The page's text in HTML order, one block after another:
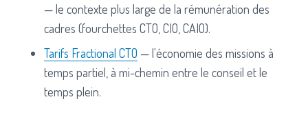
— le contexte plus large de la rémunération des
cadres (fourchettes CTO, CIO, CAIO).
Tarifs Fractional CTO — l'économie des missions à
temps partiel, à mi-chemin entre le conseil et le
temps plein.